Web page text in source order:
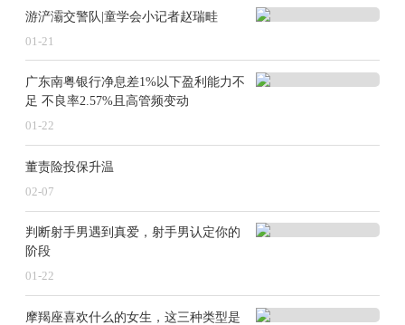
游浐灞交警队|童学会小记者赵瑞畦
01-21
广东南粤银行净息差1%以下盈利能力不
足 不良率2.57%且高管频变动
01-22
董责险投保升温
02-07
判断射手男遇到真爱，射手男认定你的
阶段
01-22
摩羯座喜欢什么的女生，这三种类型是